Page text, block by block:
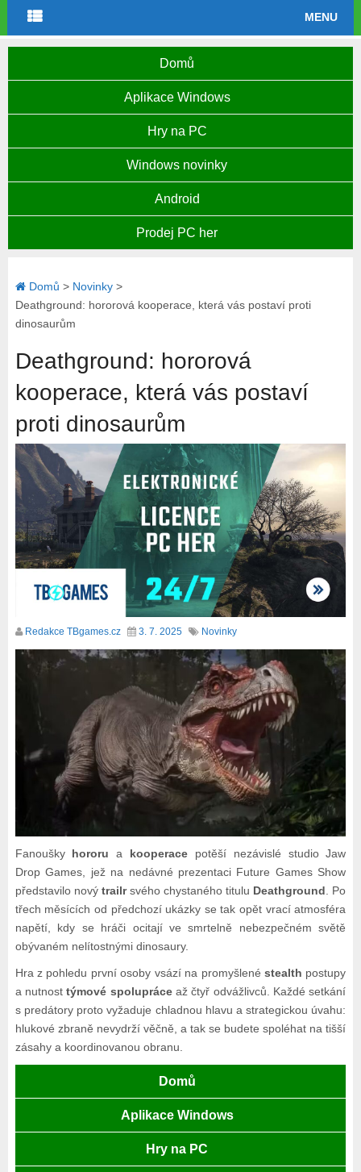
MENU
Domů
Aplikace Windows
Hry na PC
Windows novinky
Android
Prodej PC her
Domů > Novinky>
Deathground: hororová kooperace, která vás postaví proti
dinosaurům
Deathground: hororová
kooperace, která vás postaví
proti dinosaurům
Redakce TBgames.cz 3. 7. 2025 Novinky
Fanoušky hororu a kooperace potěší nezávislé studio Jaw
Drop Games, jež na nedávné prezentaci Future Games Show
představilo nový trailrsvého chystaného titulu Deathground . Po
třech měsících od předchozí ukázky se tak opět vrací atmosféra
napětí, kdy se hráči ocitají ve smrtelně nebezpečném světě
obývaném nelítostnými dinosaury.
Hra z pohledu první osoby vsází na promyšlenéstealth postupy
a nutnosttýmové spolupráceaž čtyř odvážlivců. Každé setkání
s predátory proto vyžaduje chladnou hlavu a strategickou úvahu:
hlukové zbraně nevydrží věčně, a tak se budete spoléhat na tišší
zásahy a koordinovanou obranu.
Domů
Aplikace Windows
Hry na PC